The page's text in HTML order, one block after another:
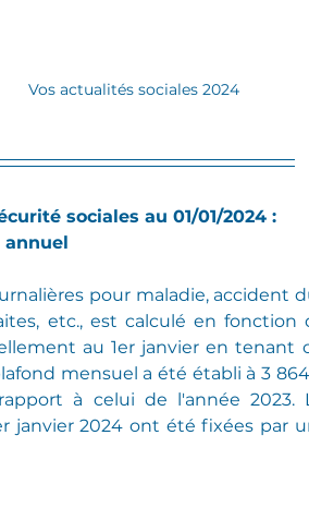
Vos actualités sociales 2024
sociales au 01/01/2024 :
annuel
pour maladie, accident
etc., est calculé en
au 1er janvier en
mensuel a été établi à 3
à celui de l'année 2023.
janvier 2024 ont été fixées par